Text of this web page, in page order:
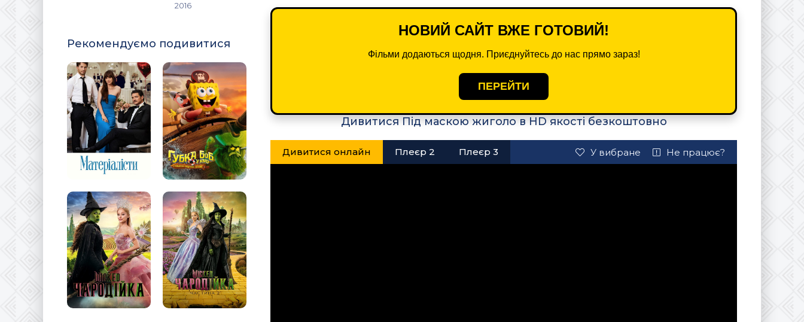
2016
Рекомендуємо подивитися
НОВИЙ САЙТ ВЖЕ ГОТОВИЙ!
Фільми додаються щодня. Приєднуйтесь до нас прямо зараз!
ПЕРЕЙТИ
Дивитися Під маскою жиголо в HD якості безкоштовно
Дивитися онлайн Плеєр 2 Плеєр 3 У вибране Не працює?